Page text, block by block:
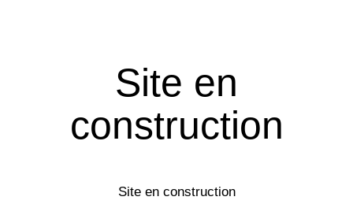
Site en
construction
Site en construction